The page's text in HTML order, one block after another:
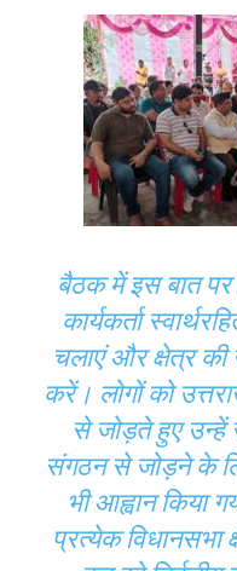
बैठक में इस बात पर
कार्यकर्ता
चलाएं और क्षेत्र
करें। लोगों को
से जोड़ते हुए उन्हें
संगठन से जोड़ने के
भी आह्वान किया
प्रत्येक विधानसभा